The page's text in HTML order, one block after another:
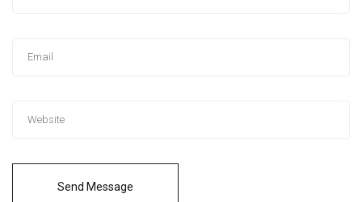
Send Message